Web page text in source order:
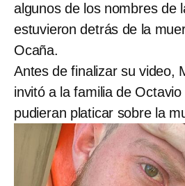
algunos de los nombres de
estuvieron detrás de la
Ocaña.
Antes de finalizar su video,
invitó a la familia de
pudieran platicar sobre la